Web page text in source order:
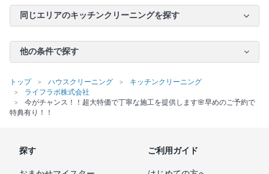
同じエリアのキッチンクリーニングを探す
他の条件で探す
トップ ハウスクリーニング
キッチンクリーニング
ライフラボ株式会社
今がチャンス！！超大特価で丁寧な施工を提供します🌸早めのご予約で
特典有り！！
探す ご利用ガイド